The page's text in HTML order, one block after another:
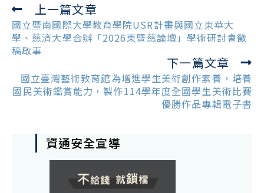
Read
more
articles
上一篇文章
國立暨南國際大學教育學院USR計畫與國立東華大
學、慈濟大學合辦「2026東暨慈論壇」學術研討會徵
稿啟事
下一篇文章
國立臺灣藝術教育館為增進學生美術創作素養，培養
國民美術鑑賞能力，製作114學年度全國學生美術比賽
優勝作品專輯電子書
資通安全宣導